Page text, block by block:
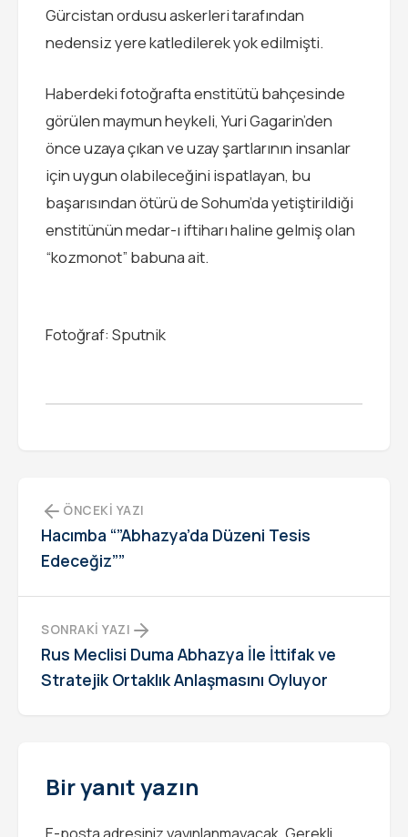
Gürcistan ordusu askerleri tarafından
nedensiz yere katledilerek yok edilmişti.
Haberdeki fotoğrafta enstitütü bahçesinde
görülen maymun heykeli, Yuri Gagarin’den
önce uzaya çıkan ve uzay şartlarının insanlar
için uygun olabileceğini ispatlayan, bu
başarısından ötürü de Sohum’da yetiştirildiği
enstitünün medar-ı iftiharı haline gelmiş olan
“kozmonot” babuna ait.
Fotoğraf: Sputnik
ÖNCEKI YAZI
Hacımba “”Abhazya’da Düzeni Tesis
Edeceğiz””
SONRAKI YAZI
Rus Meclisi Duma Abhazya İle İttifak ve
Stratejik Ortaklık Anlaşmasını Oyluyor
Bir yanıt yazın